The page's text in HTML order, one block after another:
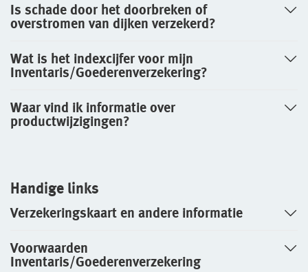
Is schade door het doorbreken of
overstromen van dijken verzekerd?
Wat is het indexcijfer voor mijn
Inventaris/Goederenverzekering?
Waar vind ik informatie over
productwijzigingen?
Handige links
Verzekeringskaart en andere informatie
Voorwaarden
Inventaris/Goederenverzekering